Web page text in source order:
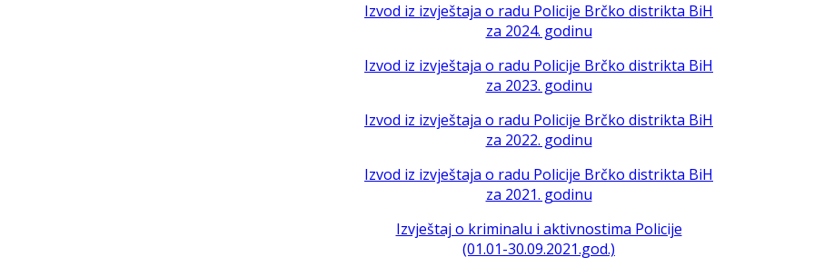
Izvod iz izvještaja o radu Policije Brčko distrikta BiH
za 2024. godinu
Izvod iz izvještaja o radu Policije Brčko distrikta BiH
za 2023. godinu
Izvod iz izvještaja o radu Policije Brčko distrikta BiH
za 2022. godinu
Izvod iz izvještaja o radu Policije Brčko distrikta BiH
za 2021. godinu
Izvještaj o kriminalu i aktivnostima Policije
(01.01-30.09.2021.god.)